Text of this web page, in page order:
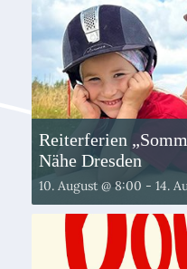
Reiterferien
Nähe Dresden
10. August @ 8:00 - 14.